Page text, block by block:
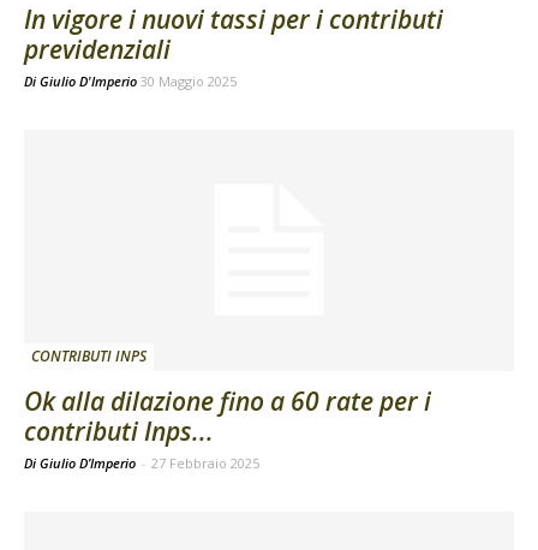
In vigore i nuovi tassi per i contributi
previdenziali
Di Giulio D'Imperio 30 Maggio 2025
CONTRIBUTI INPS
Ok alla dilazione fino a 60 rate per i
contributi Inps...
Di Giulio D’Imperio - 27 Febbraio 2025